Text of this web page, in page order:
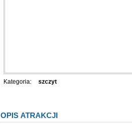
Kategoria: szczyt
OPIS ATRAKCJI